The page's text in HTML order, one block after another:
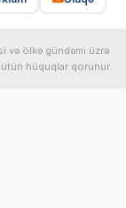
və ölkə gündəmi üzrə
hüquqlar qorunur.